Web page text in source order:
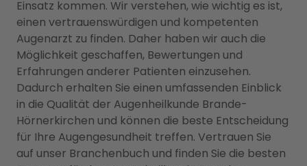
Einsatz kommen. Wir verstehen, wie wichtig es ist,
einen vertrauenswürdigen und kompetenten
Augenarzt zu finden. Daher haben wir auch die
Möglichkeit geschaffen, Bewertungen und
Erfahrungen anderer Patienten einzusehen.
Dadurch erhalten Sie einen umfassenden Einblick
in die Qualität der Augenheilkunde Brande-
Hörnerkirchen und können die beste Entscheidung
für Ihre Augengesundheit treffen. Vertrauen Sie
auf unser Branchenbuch und finden Sie die besten